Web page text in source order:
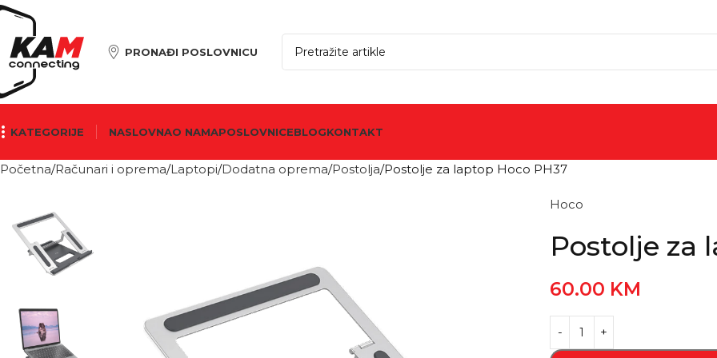
PRONAĐI POSLOVNICU
KATEGORIJE NASLOVNAO NAMAPOSLOVNICEBLOGKONTAKT
Početna Računari i oprema Laptopi Dodatna oprema Postolja Postolje za laptop Hoco PH37
Hoco
Postolje za
60.00 KM